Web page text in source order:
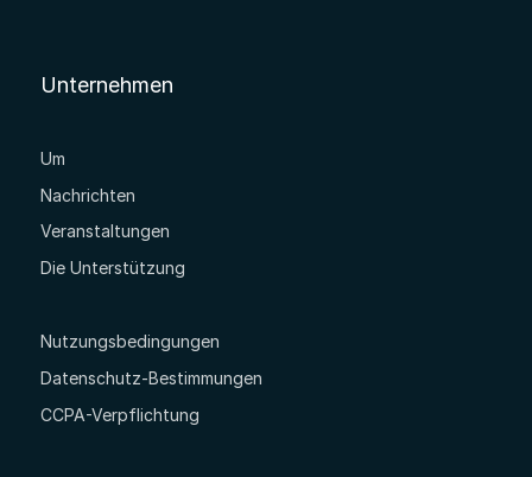
Unternehmen
Um
Nachrichten
Veranstaltungen
Die Unterstützung
Nutzungsbedingungen
Datenschutz-Bestimmungen
CCPA-Verpflichtung